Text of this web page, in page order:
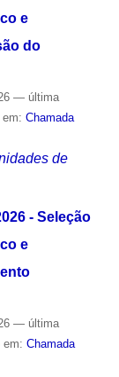
e
do
— última
Chamada
de
- Seleção
e
— última
Chamada